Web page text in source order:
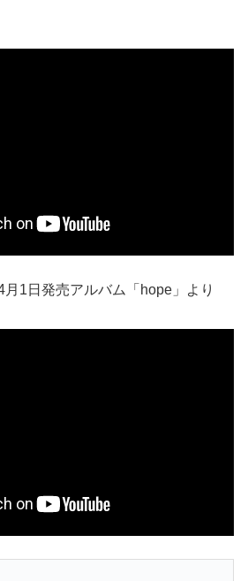
1日発売アルバム「hope」より